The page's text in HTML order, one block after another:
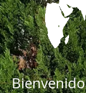
Bienvenido